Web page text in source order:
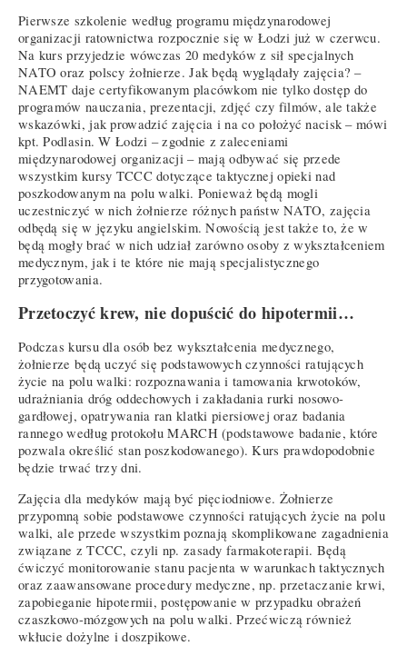
Pierwsze szkolenie według programu międzynarodowej
organizacji ratownictwa rozpocznie się w Łodzi już w czerwcu.
Na kurs przyjedzie wówczas 20 medyków z sił specjalnych
NATO oraz polscy żołnierze. Jak będą wyglądały zajęcia? –
NAEMT daje certyfikowanym placówkom nie tylko dostęp do
programów nauczania, prezentacji, zdjęć czy filmów, ale także
wskazówki, jak prowadzić zajęcia i na co położyć nacisk – mówi
kpt. Podlasin. W Łodzi – zgodnie z zaleceniami
międzynarodowej organizacji – mają odbywać się przede
wszystkim kursy TCCC dotyczące taktycznej opieki nad
poszkodowanym na polu walki. Ponieważ będą mogli
uczestniczyć w nich żołnierze różnych państw NATO, zajęcia
odbędą się w języku angielskim. Nowością jest także to, że w
będą mogły brać w nich udział zarówno osoby z wykształceniem
medycznym, jak i te które nie mają specjalistycznego
przygotowania.
Przetoczyć krew, nie dopuścić do hipotermii…
Podczas kursu dla osób bez wykształcenia medycznego,
żołnierze będą uczyć się podstawowych czynności ratujących
życie na polu walki: rozpoznawania i tamowania krwotoków,
udrażniania dróg oddechowych i zakładania rurki nosowo-
gardłowej, opatrywania ran klatki piersiowej oraz badania
rannego według protokołu MARCH (podstawowe badanie, które
pozwala określić stan poszkodowanego). Kurs prawdopodobnie
będzie trwać trzy dni.
Zajęcia dla medyków mają być pięciodniowe. Żołnierze
przypomną sobie podstawowe czynności ratujących życie na polu
walki, ale przede wszystkim poznają skomplikowane zagadnienia
związane z TCCC, czyli np. zasady farmakoterapii. Będą
ćwiczyć monitorowanie stanu pacjenta w warunkach taktycznych
oraz zaawansowane procedury medyczne, np. przetaczanie krwi,
zapobieganie hipotermii, postępowanie w przypadku obrażeń
czaszkowo-mózgowych na polu walki. Przećwiczą również
wkłucie dożylne i doszpikowe.